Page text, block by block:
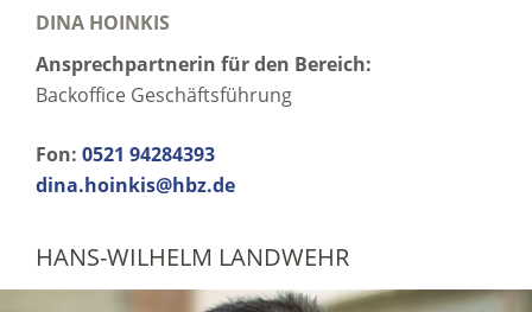
DINA HOINKIS
Ansprechpartnerin für den Bereich:
Backoffice Geschäftsführung
Fon: 0521 94284393
dina.hoinkis@hbz.de
HANS-WILHELM LANDWEHR